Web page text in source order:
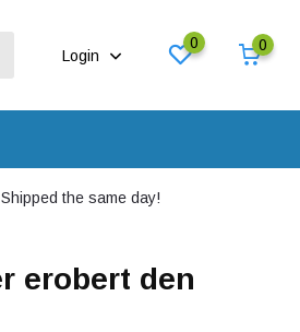
Login
0 0
the same day!
erobert den